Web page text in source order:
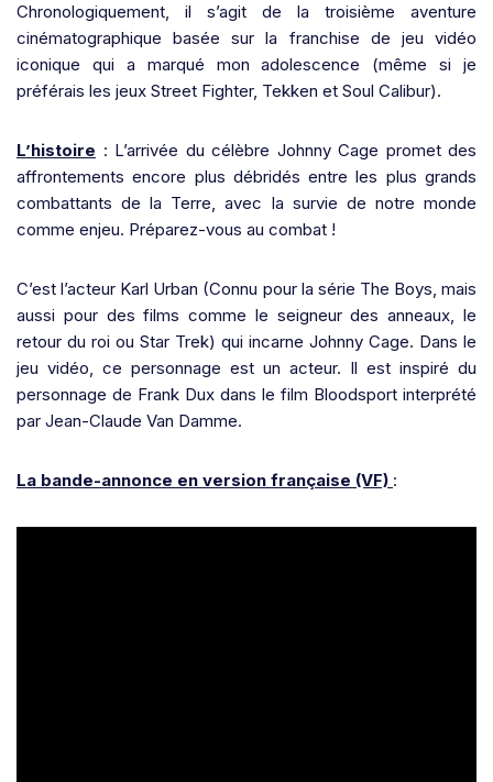
Chronologiquement, il s’agit de la troisième aventure
cinématographique basée sur la franchise de jeu vidéo
iconique qui a marqué mon adolescence (même si je
préférais les jeux Street Fighter, Tekken et Soul Calibur).
L’histoire : L’arrivée du célèbre Johnny Cage promet des
affrontements encore plus débridés entre les plus grands
combattants de la Terre, avec la survie de notre monde
comme enjeu. Préparez-vous au combat !
C’est l’acteur Karl Urban (Connu pour la série The Boys, mais
aussi pour des films comme le seigneur des anneaux, le
retour du roi ou Star Trek) qui incarne Johnny Cage. Dans le
jeu vidéo, ce personnage est un acteur. Il est inspiré du
personnage de Frank Dux dans le film Bloodsport interprété
par Jean-Claude Van Damme.
La bande-annonce en version française (VF) :